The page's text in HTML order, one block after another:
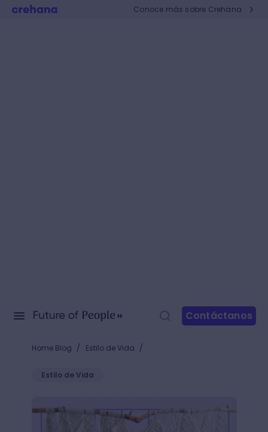
Conoce más sobre Crehana
Contáctanos
Home Blog / Estilo de Vida /
Estilo de Vida